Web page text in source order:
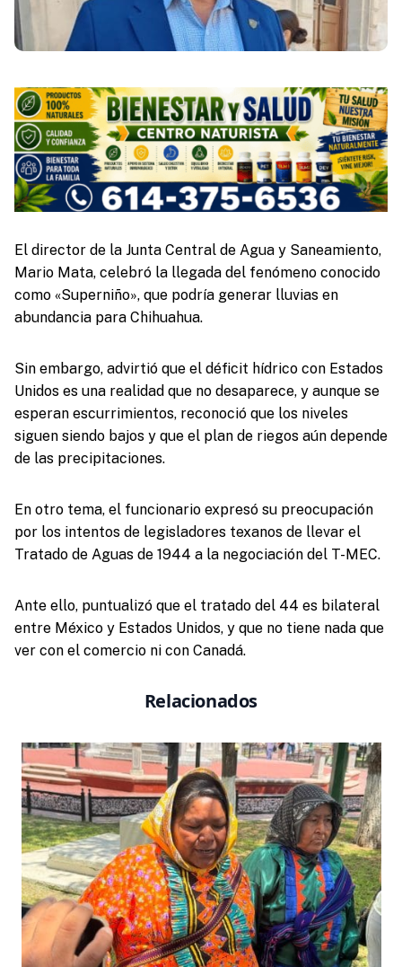
El director de la Junta Central de Agua y Saneamiento,
Mario Mata, celebró la llegada del fenómeno conocido
como «Superniño», que podría generar lluvias en
abundancia para Chihuahua.
Sin embargo, advirtió que el déficit hídrico con Estados
Unidos es una realidad que no desaparece, y aunque se
esperan escurrimientos, reconoció que los niveles
siguen siendo bajos y que el plan de riegos aún depende
de las precipitaciones.
En otro tema, el funcionario expresó su preocupación
por los intentos de legisladores texanos de llevar el
Tratado de Aguas de 1944 a la negociación del T-MEC.
Ante ello, puntualizó que el tratado del 44 es bilateral
entre México y Estados Unidos, y que no tiene nada que
ver con el comercio ni con Canadá.
Relacionados